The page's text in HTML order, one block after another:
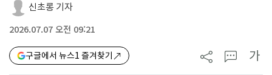
신초롱 기자
2026.07.07 오전 09:21
구글에서 뉴스1 즐겨찾기 가